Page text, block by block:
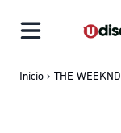
Inicio › THE WEEKND